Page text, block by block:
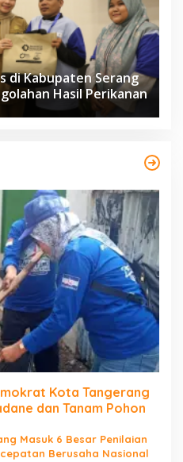
di Kabupaten Serang
Hasil Perikanan
Kota Tangerang
dan Tanam Pohon
Masuk 6 Besar Penilaian
Berusaha Nasional